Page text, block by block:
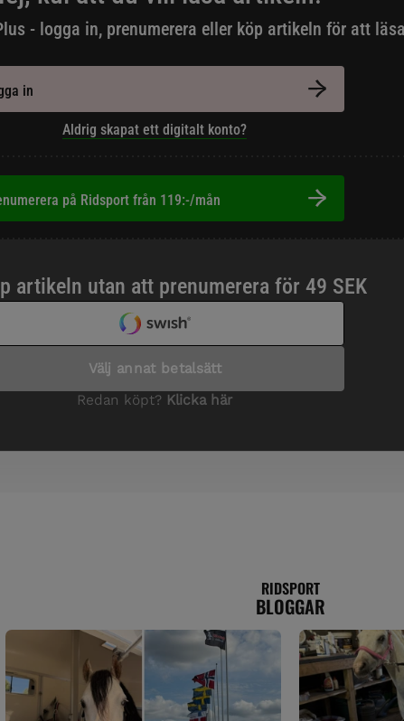
- logga in, prenumerera eller köp artikeln för att
in
Aldrig skapat ett digitalt konto?
på Ridsport från 119:-/mån
RIDSPORT
BLOGGAR